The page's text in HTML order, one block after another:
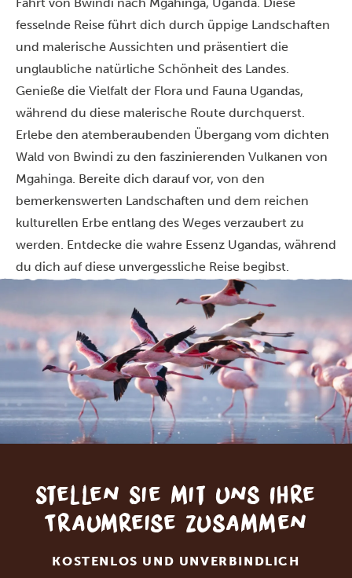
fesselnde Reise führt dich durch üppige Landschaften
und malerische Aussichten und präsentiert die
unglaubliche natürliche Schönheit des Landes.
Genieße die Vielfalt der Flora und Fauna Ugandas,
während du diese malerische Route durchquerst.
Erlebe den atemberaubenden Übergang vom dichten
Wald von Bwindi zu den faszinierenden Vulkanen von
Mgahinga. Bereite dich darauf vor, von den
bemerkenswerten Landschaften und dem reichen
kulturellen Erbe entlang des Weges verzaubert zu
werden. Entdecke die wahre Essenz Ugandas, während
du dich auf diese unvergessliche Reise begibst.
Stellen Sie mit uns Ihre
Traumreise zusammen
KOSTENLOS UND UNVERBINDLICH